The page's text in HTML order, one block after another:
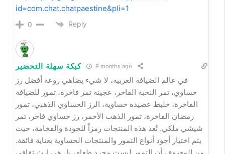
I am truly thankful to the owner of this web site who
has shared this fantastic piece of writing at at this
0
Halle Cook 9 months ago
I like the efforts you have put in this, regards for all
the great content.
0 Reply